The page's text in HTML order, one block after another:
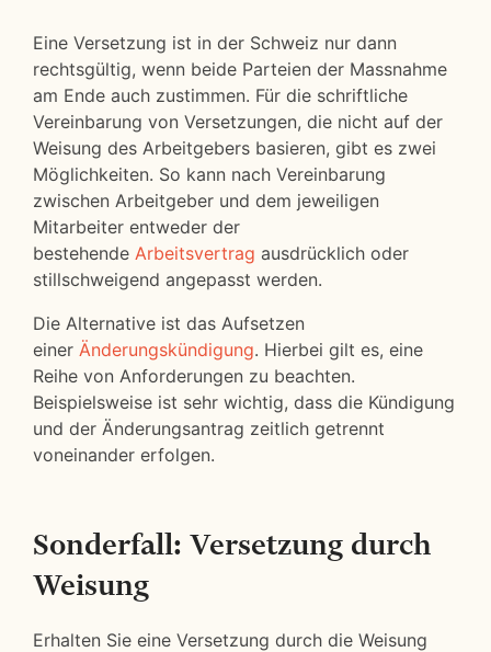
Eine Versetzung ist in der Schweiz nur dann
rechtsgültig, wenn beide Parteien der Massnahme
am Ende auch zustimmen. Für die schriftliche
Vereinbarung von Versetzungen, die nicht auf der
Weisung des Arbeitgebers basieren, gibt es zwei
Möglichkeiten. So kann nach Vereinbarung
zwischen Arbeitgeber und dem jeweiligen
Mitarbeiter entweder der
bestehende Arbeitsvertrag ausdrücklich oder
stillschweigend angepasst werden.
Die Alternative ist das Aufsetzen
einer Änderungskündigung. Hierbei gilt es, eine
Reihe von Anforderungen zu beachten.
Beispielsweise ist sehr wichtig, dass die Kündigung
und der Änderungsantrag zeitlich getrennt
voneinander erfolgen.
Sonderfall: Versetzung durch
Weisung
Erhalten Sie eine Versetzung durch die Weisung